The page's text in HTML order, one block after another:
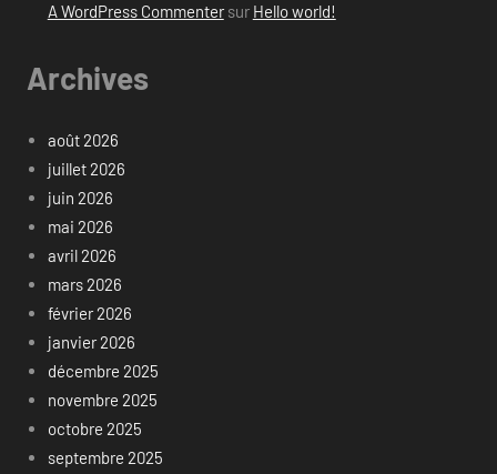
A WordPress Commentersur Hello world!
Archives
août 2026
juillet 2026
juin 2026
mai 2026
avril 2026
mars 2026
février 2026
janvier 2026
décembre 2025
novembre 2025
octobre 2025
septembre 2025